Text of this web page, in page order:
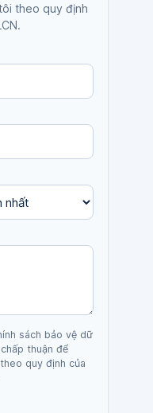
theo quy định
sách bảo vệ dữ
thuận để
quy định của